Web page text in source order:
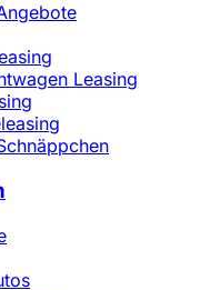
Leasing